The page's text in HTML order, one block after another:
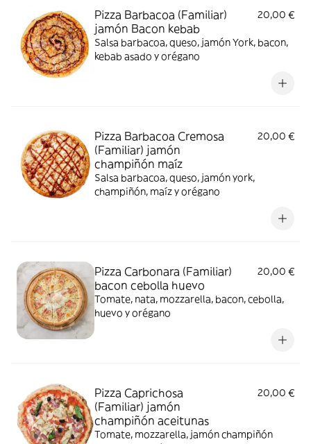
Pizza Barbacoa (Familiar)
jamón Bacon kebab
20,00 €
Salsa barbacoa, queso, jamón York, bacon,
kebab asado y orégano
Pizza Barbacoa Cremosa
(Familiar) jamón
champiñón maíz
20,00 €
Salsa barbacoa, queso, jamón york,
champiñón, maíz y orégano
Pizza Carbonara (Familiar)
bacon cebolla huevo
20,00 €
Tomate, nata, mozzarella, bacon, cebolla,
huevo y orégano
Pizza Caprichosa
(Familiar) jamón
champiñón aceitunas
20,00 €
Tomate, mozzarella, jamón champiñón